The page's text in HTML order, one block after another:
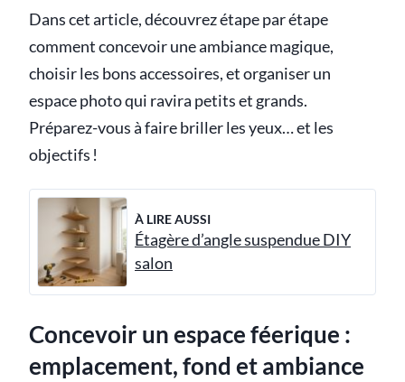
Dans cet article, découvrez étape par étape
comment concevoir une ambiance magique,
choisir les bons accessoires, et organiser un
espace photo qui ravira petits et grands.
Préparez-vous à faire briller les yeux… et les
objectifs !
À LIRE AUSSI
Étagère d’angle suspendue DIY
salon
Concevoir un espace féerique :
emplacement, fond et ambiance